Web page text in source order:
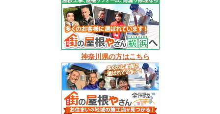
神奈川県の方はこちら